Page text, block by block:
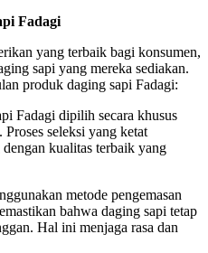
Fadagi
yang terbaik bagi konsumen,
sapi yang mereka sediakan.
produk daging sapi Fadagi:
Fadagi dipilih secara khusus
seleksi yang ketat
kualitas terbaik yang
metode pengemasan
bahwa daging sapi tetap
Hal ini menjaga rasa dan